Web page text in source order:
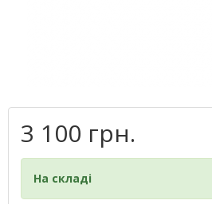
3 100 грн.
На складі